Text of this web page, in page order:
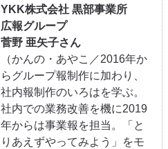
YKK株式会社 黒部事業所
広報グループ
菅野 亜矢子さん
（かんの・あやこ／2016年か
らグループ報制作に加わり、
社内報制作のいろはを学ぶ。
社内での業務改善を機に2019
年からは事業報を担当。「と
りあえずやってみよう」をモ